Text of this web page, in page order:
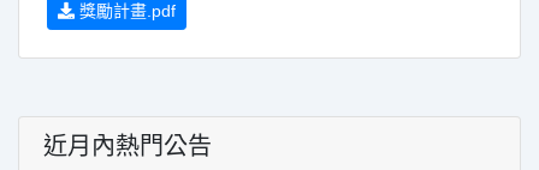
獎勵計畫.pdf
近月內熱門公告